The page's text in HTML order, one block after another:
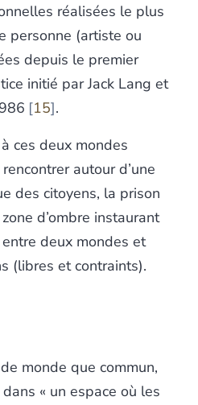
réalisées le plus
personne (artiste ou
depuis le premier
initié par Jack Lang et
15 .
ces deux mondes
autour d’une
des citoyens, la prison
d’ombre instaurant
deux mondes et
(libres et contraints).
monde que commun,
« un espace où les